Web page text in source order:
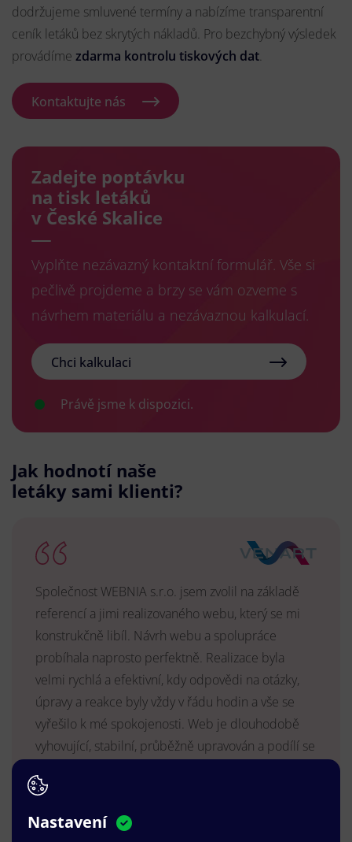
dodržujeme smluvené termíny a nabízíme transparentní
ceník letáků bez skrytých nákladů. Pro bezchybný výsledek
provádíme zdarma kontrolu tiskových dat.
Kontaktujte nás
Zadejte poptávku
na tisk letáků
v České Skalice
Vyplňte nezávazný kontaktní formulář. Vše si
pečlivě projdeme a brzy se vám ozveme s
návrhem materiálu a nezávaznou kalkulací.
Chci kalkulaci
Právě jsme k dispozici.
Jak hodnotí naše
letáky sami klienti?
Společnost WEBNIA s.r.o. jsem zvolil na základě
referencí a jimi realizovaného webu, který se mi
konstrukčně libíl. Návrh webu a spolupráce
probíhala naprosto perfektně. Realizace byla
velmi rychlá a efektivní, kdy odpovědi na otázky,
úpravy a reakce byly vždy v řádu hodin a vše se
vyřešilo k mé spokojenosti. Web je dlouhodobě
vyhovující, stabilní, průběžně upravován a podílí se
VENART s.r.o.
Nastavení